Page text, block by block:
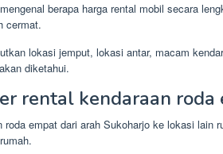
berapa harga rental mobil secara
cermat.
lokasi jemput, lokasi antar, macam
diketahui.
rental kendaraan roda
roda empat dari arah Sukoharjo ke lokasi lain